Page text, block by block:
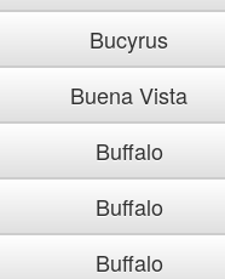
Bucyrus
Buena Vista
Buffalo
Buffalo
Buffalo